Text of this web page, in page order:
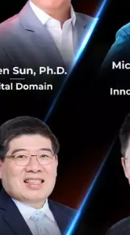
ให้ผู้ทำกิจการที่เกี่
ระดับที่ไม่เคยมีมา
ท้าทายมากขึ้น
เพื่
ผู้ดำเนินโครงการ
ารอื่นๆ ที่คล้ายคลึง
กำลังขยายตัว
เมื่อ